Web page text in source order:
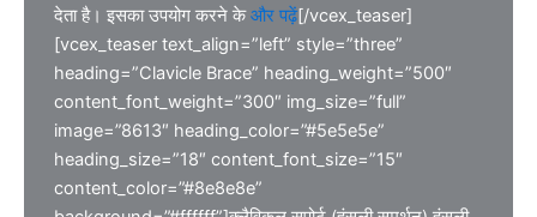
देता है। इसका उपयोग करने केऔर पढ़ें[/vcex_teaser]
[vcex_teaser text_align=”left” style=”three”
heading=”Clavicle Brace” heading_weight=”500″
content_font_weight=”300″ img_size=”full”
image=”8613″ heading_color=”#5e5e5e”
heading_size=”18″ content_font_size=”15″
content_color=”#8e8e8e”